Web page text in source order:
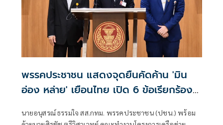
พรรคประชาชน แสดงจุดยืนคัดค้าน 'มิน
อ่อง หล่าย' เยือนไทย เปิด 6 ข้อเรียกร้อง
นายอนุสรณ์ ธรรมใจ สส.กทม. พรรคประชาชน (ปชน.) พร้อม